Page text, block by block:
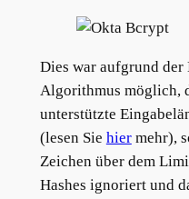
Dies war aufgrund
Algorithmus möglich,
unterstützte
(lesen Sie hiermehr),
Zeichen über dem
Hashes ignoriert und